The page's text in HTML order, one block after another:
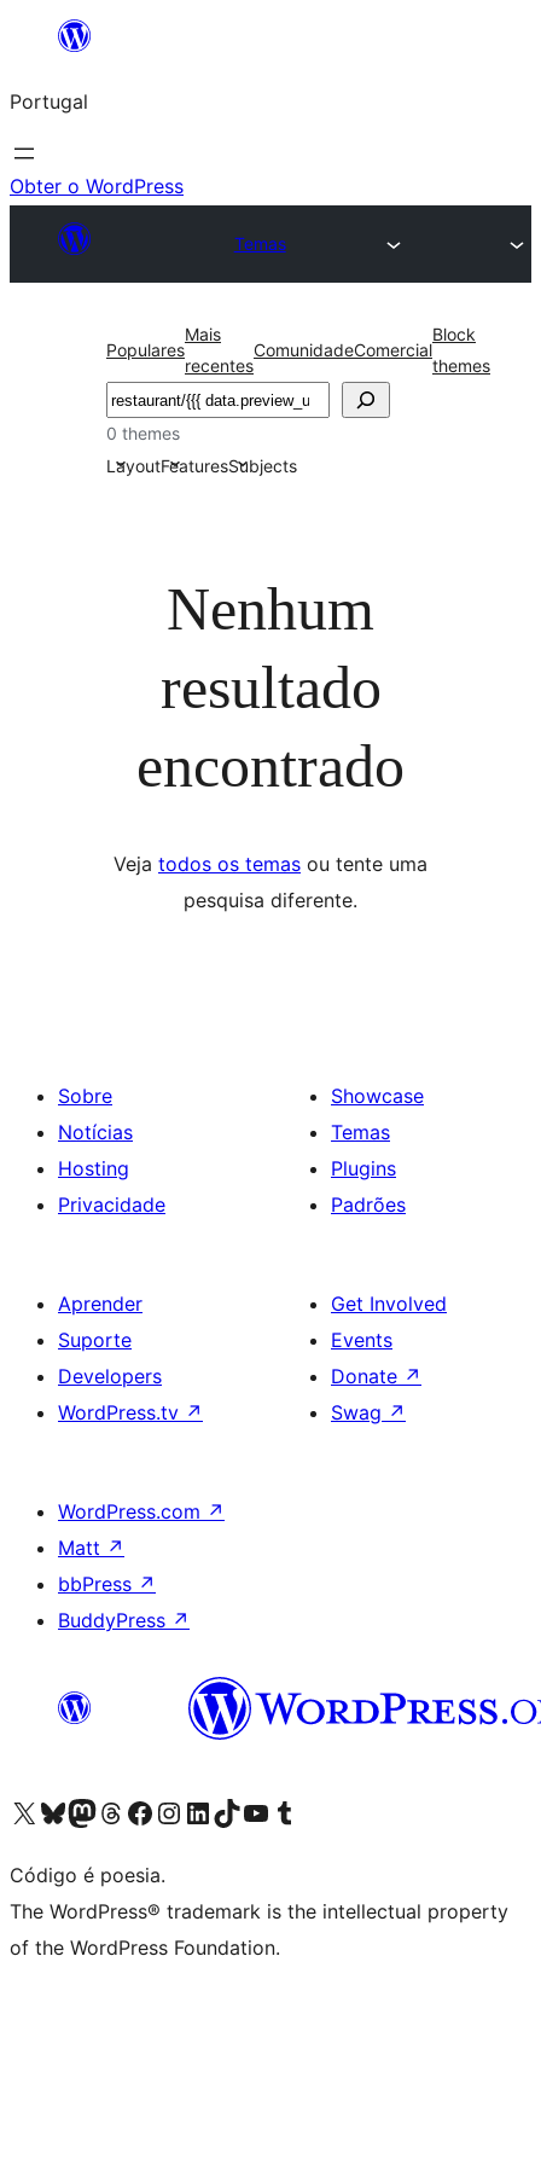
Saltar
o
conteúdo
Portugal
Obter o WordPress
Temas
Populares
Mais
recentes
ComunidadeComercial
Block
themes
Pesquisar
0 themes
LayoutFeaturesSubjects
Nenhum
resultado
encontrado
Veja todos os temas ou tente uma
pesquisa diferente.
Sobre
Notícias
Hosting
Privacidade
Showcase
Temas
Plugins
Padrões
Aprender
Suporte
Developers
WordPress.tv ↗
Get Involved
Events
Donate ↗
Swag ↗
WordPress.com ↗
Matt ↗
bbPress ↗
BuddyPress ↗
Visite a nossa conta X (antigo Twitter)
Visit our Bluesky account
Visit our Mastodon account
Visit our Threads account
Visite a nossa página do Facebook
Visite a nossa conta no Instagram
Visite a nossa conta no LinkedIn
Visit our TikTok account
Visit our YouTube channel
Visit our Tumblr account
Código é poesia.
The WordPress® trademark is the intellectual property
of the WordPress Foundation.